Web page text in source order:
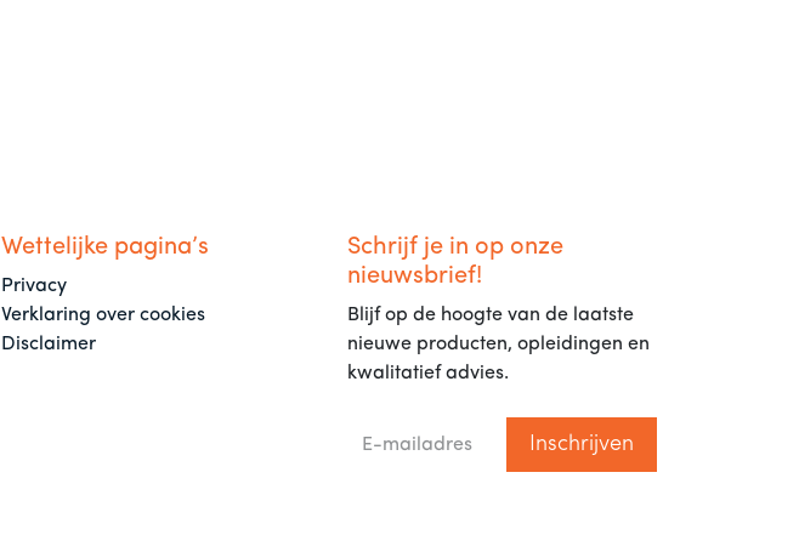
Wettelijke pagina’s
Privacy
Verklaring over cookies
Disclaimer
Schrijf je in op onze
nieuwsbrief!
Blijf op de hoogte van de laatste
nieuwe producten, opleidingen en
kwalitatief advies.
Inschrijven